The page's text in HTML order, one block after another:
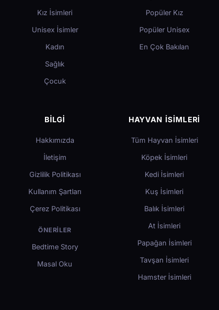
Kız İsimleri
Unisex İsimler
Kadın
Sağlık
Çocuk
Popüler Kız
Popüler Unisex
En Çok Bakılan
BILGI
Hakkımızda
İletişim
Gizlilik Politikası
Kullanım Şartları
Çerez Politikası
ÖNERILER
Bedtime Story
Masal Oku
HAYVAN İSIMLERI
Tüm Hayvan İsimleri
Köpek İsimleri
Kedi İsimleri
Kuş İsimleri
Balık İsimleri
At İsimleri
Papağan İsimleri
Tavşan İsimleri
Hamster İsimleri